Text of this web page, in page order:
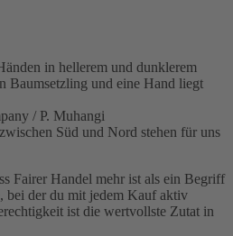
/ P. Muhangi
Süd und Nord stehen für uns
Fairer Handel mehr ist als ein Begriff
bei der du mit jedem Kauf aktiv
ist die wertvollste Zutat in